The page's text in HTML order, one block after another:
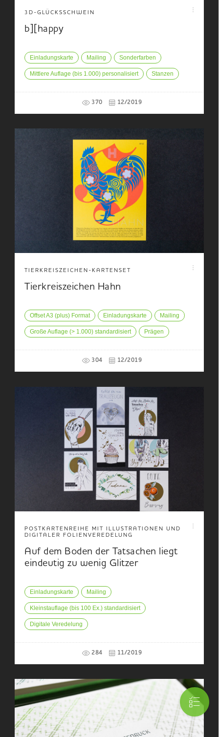
3D-GLÜCKSSCHWEIN
b][happy
Einladungskarte Mailing Sonderfarben
Mittlere Auflage (bis 1.000) personalisiert Stanzen
370 12/2019
TIERKREISZEICHEN-KARTENSET
Tierkreiszeichen Hahn
Offset A3 (plus) Format Einladungskarte Mailing
Große Auflage (> 1.000) standardisiert Prägen
304 12/2019
POSTKARTENREIHE MIT ILLUSTRATIONEN UND
DIGITALER FOLIENVEREDELUNG
Auf dem Boden der Tatsachen liegt
eindeutig zu wenig Glitzer
Einladungskarte Mailing
Kleinstauflage (bis 100 Ex.) standardisiert
Digitale Veredelung
284 11/2019